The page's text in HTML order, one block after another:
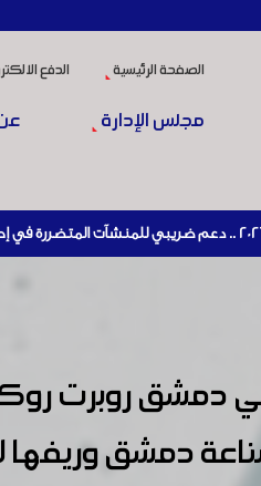
الصفحة الرئيسية الدفع
مجلس الإدارة
في دمشق
دمشق وريفها